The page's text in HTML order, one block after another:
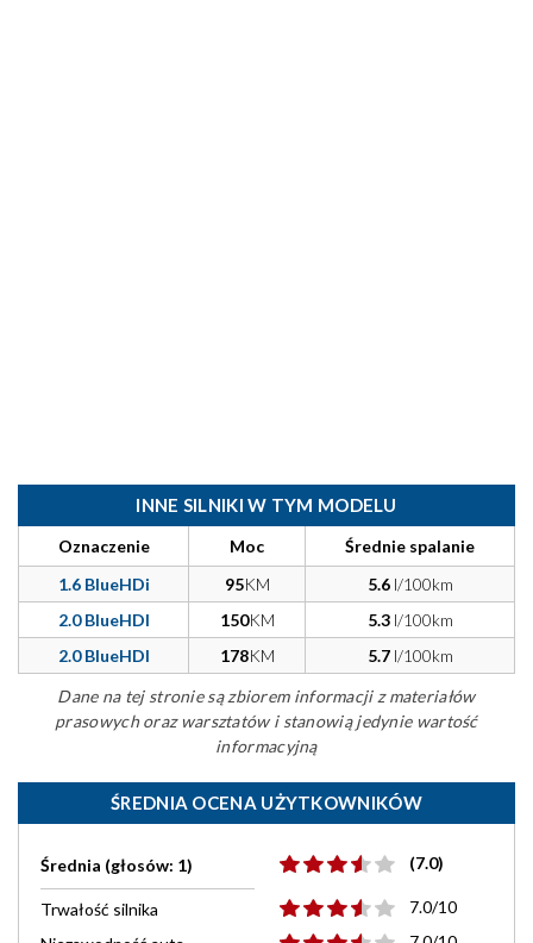
INNE SILNIKI W TYM MODELU
Oznaczenie Moc
Średnie spalanie
1.6 BlueHDi
95KM 5.6l/100km
2.0 BlueHDI
150KM 5.3l/100km
2.0 BlueHDI
178KM 5.7l/100km
Dane na tej stronie są zbiorem informacji z materiałów
prasowych oraz warsztatów i stanowią jedynie wartość
informacyjną
ŚREDNIA OCENA UŻYTKOWNIKÓW
Średnia (głosów: 1) (7.0)
Trwałość silnika
7.0/10